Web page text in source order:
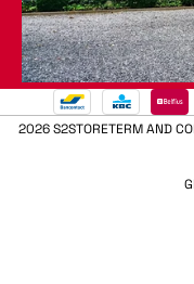
2026 S2STORETERM AND